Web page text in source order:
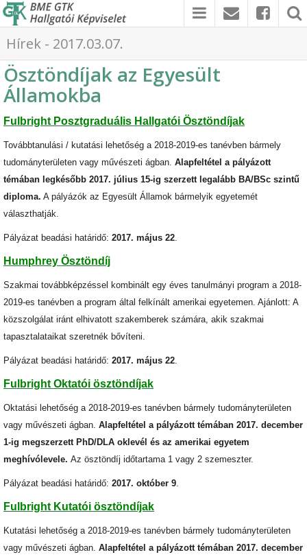
Hírek - 2017.03.07.
Ösztöndíjak az Egyesült
Államokba
Fulbright Posztgraduális Hallgatói Ösztöndíjak
Továbbtanulási / kutatási lehetőség a 2018-2019-es tanévben bármely
tudományterületen vagy művészeti ágban. Alapfeltétel a pályázott
témában legkésőbb 2017. július 15-ig szerzett legalább BA/BSc szintű
diploma. A pályázók az Egyesült Államok bármelyik egyetemét
választhatják.
Pályázat beadási határidő: 2017. május 22.
Humphrey Ösztöndíj
Szakmai továbbképzéssel kombinált egy éves tanulmányi program a 2018-
2019-es tanévben a program által felkínált amerikai egyetemen. Ajánlott: A
közszolgálat iránt elhivatott szakemberek számára, akik szakmai
tapasztalataikat szeretnék bővíteni.
Pályázat beadási határidő: 2017. május 22.
Fulbright Oktatói ösztöndíjak
Oktatási lehetőség a 2018-2019-es tanévben bármely tudományterületen
vagy művészeti ágban. Alapfeltétel a pályázott témában 2017. december
1-ig megszerzett PhD/DLA oklevél és az amerikai egyetem
meghívólevele. Az ösztöndíj időtartama 1 vagy 2 szemeszter.
Pályázat beadási határidő: 2017. október 9.
Fulbright Kutatói ösztöndíjak
Kutatási lehetőség a 2018-2019-es tanévben bármely tudományterületen
vagy művészeti ágban. Alapfeltétel a pályázott témában 2017. december